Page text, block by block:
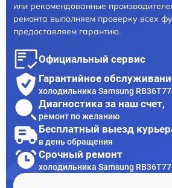
или рекомендованные
ремонта выполняем проверку всех
предоставляем гарантию.
Официальный сервис
Гарантийное
холодильника Samsung
Диагностика за наш счет,
ремонт по желанию
Бесплатный выезд
в день обращения
Срочный ремонт
холодильника Samsung